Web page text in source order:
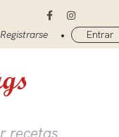
Registrarse • Entrar